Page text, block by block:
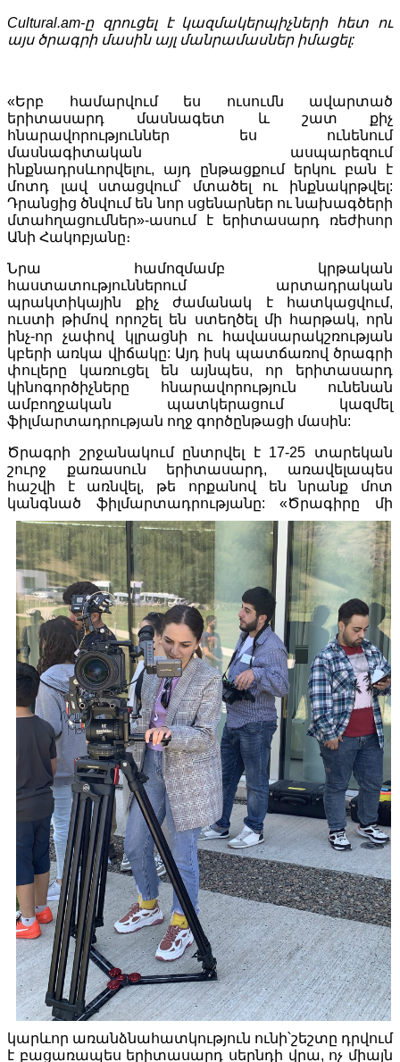
Cultural.am-ը զրուցել է կազմակերպիչների հետ ու
այս ծրագրի մասին այլ մանրամասներ իմացել:
«Երբ համարվում ես ուսումն ավարտած
երիտասարդ մասնագետ և շատ քիչ
հնարավորություններ ես ունենում
մասնագիտական ասպարեզում
ինքնադրսևորվելու, այդ ընթացքում երկու բան է
մոտդ լավ ստացվում՝ մտածել ու ինքնակրթվել:
Դրանցից ծնվում են նոր սցենարներ ու նախագծերի
մտահղացումներ»-ասում է երիտասարդ ռեժիսոր
Անի Հակոբյանը։
Նրա համոզմամբ կրթական
հաստատություններում արտադրական
պրակտիկային քիչ ժամանակ է հատկացվում,
ուստի թիմով որոշել են ստեղծել մի հարթակ, որն
ինչ-որ չափով կլրացնի ու հավասարակշռության
կբերի առկա վիճակը: Այդ իսկ պատճառով ծրագրի
փուլերը կառուցել են այնպես, որ երիտասարդ
կինոգործիչները հնարավորություն ունենան
ամբողջական պատկերացում կազմել
ֆիլմարտադրության ողջ գործընթացի մասին:
Ծրագրի շրջանակում ընտրվել է 17-25 տարեկան
շուրջ քառասուն երիտասարդ, առավելապես
հաշվի է առնվել, թե որքանով են նրանք մոտ
կանգնած ֆիլմարտադրությանը:«Ծրագիրը մի
կարևոր առանձնահատկություն ունի՝շեշտը դրվում
է բացառապես երիտասարդ սերնդի վրա, ոչ միայն